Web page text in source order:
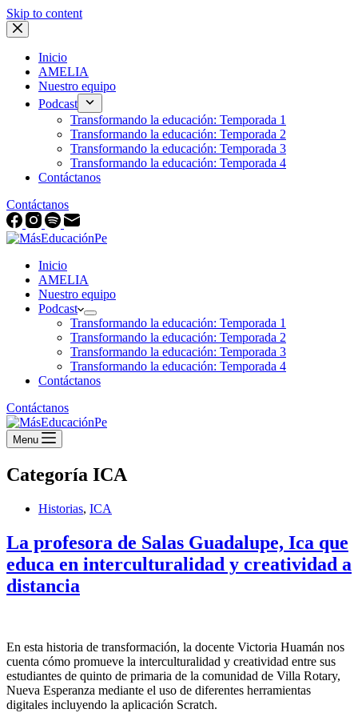
Skip to content
Inicio
AMELIA
Nuestro equipo
Podcast
Transformando la educación: Temporada 1
Transformando la educación: Temporada 2
Transformando la educación: Temporada 3
Transformando la educación: Temporada 4
Contáctanos
Contáctanos
Inicio
AMELIA
Nuestro equipo
Podcast
Transformando la educación: Temporada 1
Transformando la educación: Temporada 2
Transformando la educación: Temporada 3
Transformando la educación: Temporada 4
Contáctanos
Contáctanos
Menu
Categoría ICA
Historias, ICA
La profesora de Salas Guadalupe, Ica que
educa en interculturalidad y creatividad a
distancia
En esta historia de transformación, la docente Victoria Huamán nos
cuenta cómo promueve la interculturalidad y creatividad entre sus
estudiantes de quinto de primaria de la comunidad de Villa Rotary,
Nueva Esperanza mediante el uso de diferentes herramientas
digitales incluyendo la aplicación Scratch.